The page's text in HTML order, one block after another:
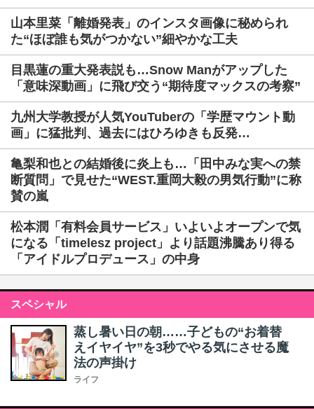
山本里菜「離婚発表」のインスタ画像に秘められ
た“ほぼ誰も気がつかない”細やかな工夫
目黒蓮の重大発表説も…Snow Manがアップした
「意味深動画」に飛び交う“期待度マックスの考察”
九州大学教授が人気YouTuberの「学歴マウント動
画」に猛批判、過去にはひろゆきも反発…
亀梨和也との結婚後に炎上も…「田中みな実への禁
断質問」で見せた“WEST.重岡大毅の男気行動”に称
賛の嵐
松本潤「有料会員サービス」いよいよオープンで気
になる「timelesz project」より話題沸騰あり得る
「アイドルプロデュース」の中身
スペシャル
蒸し暑い日の朝……子どもの“お着替
えイヤイヤ”を3秒でやる気にさせる魔
法の声掛け
ライフ